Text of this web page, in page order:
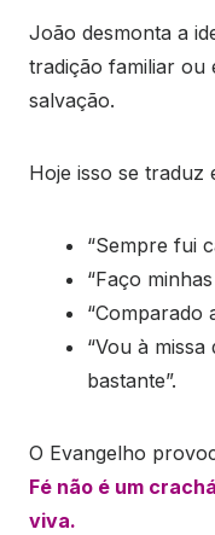
João desmonta a
tradição familiar ou
salvação.
Hoje isso se traduz
“Sempre fui
“Faço
“Comparado
“Vou à
bastante”.
O Evangelho
Fé não é um
viva.